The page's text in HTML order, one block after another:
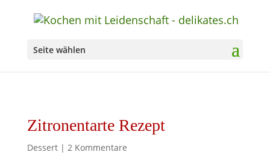
Seite wählen
Zitronentarte Rezept
Dessert| 2 Kommentare